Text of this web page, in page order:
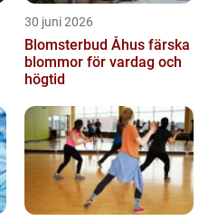
30 juni 2026
Blomsterbud Åhus färska
blommor för vardag och
högtid